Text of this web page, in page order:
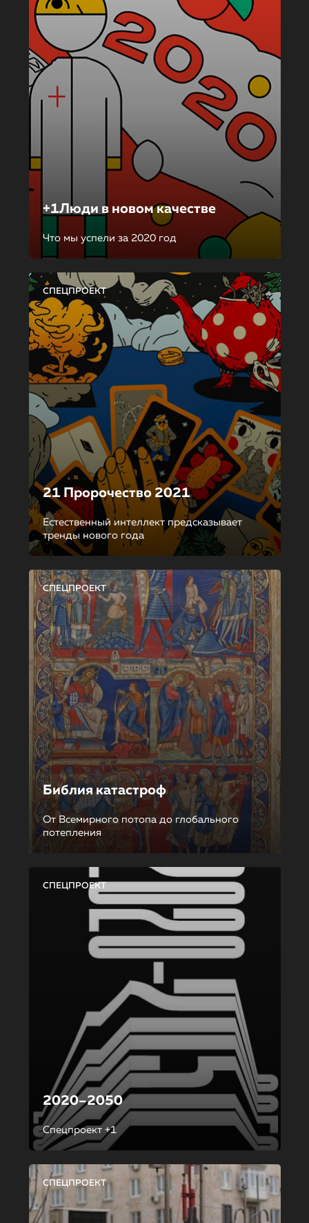
+1Люди в новом качестве
Что мы успели за 2020 год
СПЕЦПРОЕКТ
21 Пророчество 2021
Естественный интеллект предсказывает
тренды нового года
СПЕЦПРОЕКТ
Библия катастроф
От Всемирного потопа до глобального
потепления
СПЕЦПРОЕКТ
2020–2050
Спецпроект +1
СПЕЦПРОЕКТ